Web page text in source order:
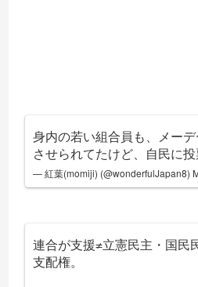
身内の若い組合員も、メー
させられてたけど、自民に
— 紅葉(momiji) (@wonderfulJapan8)
連合が支援≠立憲民主・国民
支配権。